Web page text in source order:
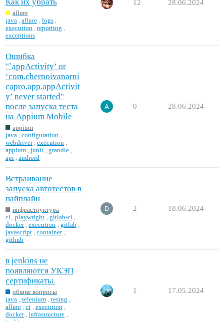
allure
java
,allure logs
execution
,reporting
exceptions
12 28.06.2024
Ошибка
"`appActivity’ or
‘com.chernoivanarni
capro.app.appActivit
y’ never started"
после запуска теста
на Appium Mobile
appium
java
,configuration
webdriver ,execution
appium ,junit grandle
api
,android
0 28.06.2024
Встраивание
запуска автотестов в
пайплайн
инфраструктура
ci
,playwright gitlab-ci
docker ,execution gitlab
javascript ,container
github
2 18.06.2024
в jenkins не
появляются УКЭП
сертификаты.
общие вопросы
java
,selenium testng
allure ,ci execution
docker ,infrastructure
1 17.05.2024